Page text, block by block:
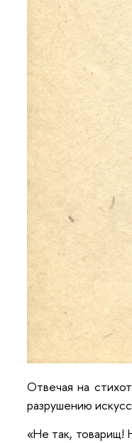
Отвечая на
разрушению
«Не так, товарищ!